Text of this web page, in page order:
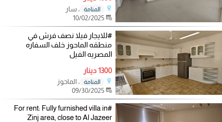
المنامة
، سار
#للايجار فيلا نصف فرش في
منطقه الماحوز خلف السفاره
المصريه الفيل
1300 دينار
المنامة
، الماحوز
#For rent: Fully furnished villa in
Zinj area, close to Al Jazeer